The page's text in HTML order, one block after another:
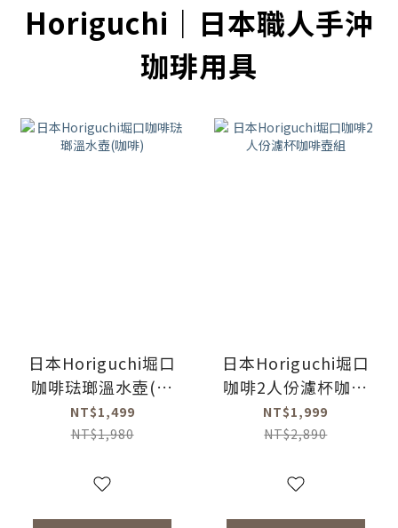
Horiguchi｜日本職人手沖
珈琲用具
日本Horiguchi堀口
咖啡琺瑯溫水壺(咖
啡)
NT$1,499
NT$1,980
日本Horiguchi堀口
咖啡2人份濾杯咖啡
壺組
NT$1,999
NT$2,890